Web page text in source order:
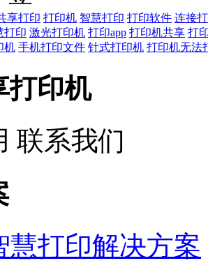
享打印 打印机 智慧打印 打印软件 连接
打印 激光打印机 打印app 打印机共享 打
机 手机打印文件 针式打印机 打印机无法
打印机
联系我们
慧打印解决方案